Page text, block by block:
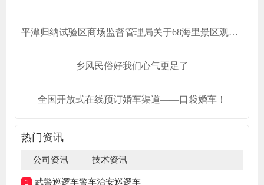
平潭归纳试验区商场监督管理局关于68海里景区观光车车票收费规范的告诉
乡风民俗好我们心气更足了
全国开放式在线预订婚车渠道——口袋婚车！
热门资讯
公司资讯 技术资讯
武警巡逻车警车治安巡逻车